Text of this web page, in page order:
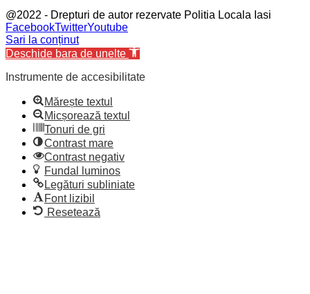
@2022 - Drepturi de autor rezervate Politia Locala Iasi
FacebookTwitterYoutube
Sari la conținut
Deschide bara de unelte
Instrumente de accesibilitate
Mărește textul
Micșorează textul
Tonuri de gri
Contrast mare
Contrast negativ
Fundal luminos
Legături subliniate
Font lizibil
Resetează